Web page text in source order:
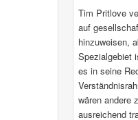
Tim Pritlove
auf
hinzuweisen,
Spezialgebiet
es in seine
wären andere
ausreichend